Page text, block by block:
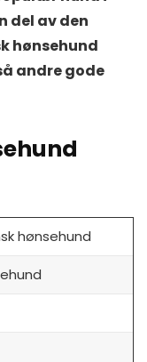
del av den
hønsehund
andre gode
hønsehund